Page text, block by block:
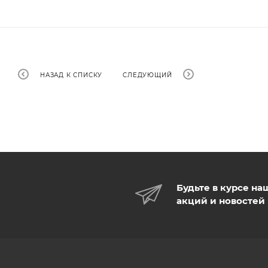
НАЗАД К СПИСКУ СЛЕДУЮЩИЙ
Будьте в курсе
акций и новостей